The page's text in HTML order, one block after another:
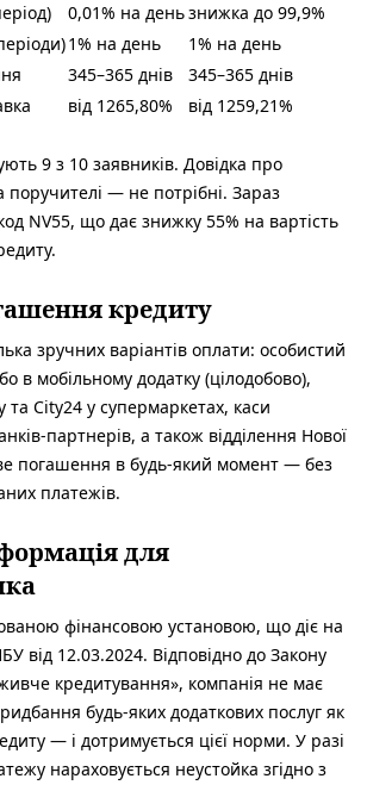
0,01% на деньзнижка до 99,9%
1% на день
1% на день
345–365 днів
345–365 днів
від 1265,80% від 1259,21%
9 з 10 заявників. Довідка про
поручителі — не потрібні. Зараз
NV55, що дає знижку 55% на вартість
кредиту
зручних варіантів оплати: особистий
в мобільному додатку (цілодобово),
та City24 у супермаркетах, каси
партнерів, а також відділення Нової
погашення в будь-який момент — без
платежів.
для
фінансовою установою, що діє на
від 12.03.2024. Відповідно до Закону
кредитування», компанія не має
будь-яких додаткових послуг як
— і дотримується цієї норми. У разі
нараховується неустойка згідно з